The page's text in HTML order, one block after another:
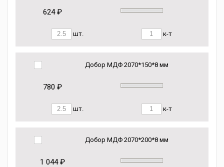
624 ₽
шт. к-т
Добор МДФ 2070*150*8 мм
780 ₽
шт. к-т
Добор МДФ 2070*200*8 мм
1 044 ₽